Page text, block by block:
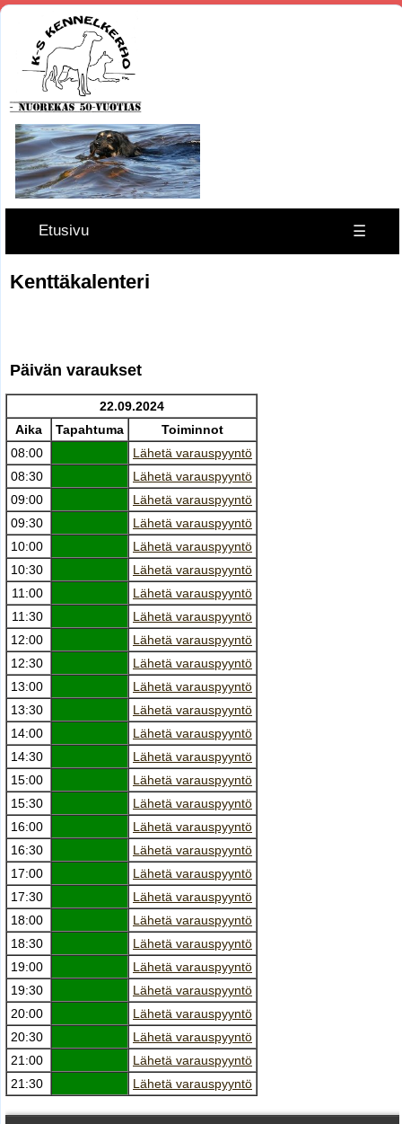
Etusivu ☰
Kenttäkalenteri
Päivän varaukset
22.09.2024
Aika
Tapahtuma
Toiminnot
08:00
Lähetä varauspyyntö
08:30
Lähetä varauspyyntö
09:00
Lähetä varauspyyntö
09:30
Lähetä varauspyyntö
10:00
Lähetä varauspyyntö
10:30
Lähetä varauspyyntö
11:00
Lähetä varauspyyntö
11:30
Lähetä varauspyyntö
12:00
Lähetä varauspyyntö
12:30
Lähetä varauspyyntö
13:00
Lähetä varauspyyntö
13:30
Lähetä varauspyyntö
14:00
Lähetä varauspyyntö
14:30
Lähetä varauspyyntö
15:00
Lähetä varauspyyntö
15:30
Lähetä varauspyyntö
16:00
Lähetä varauspyyntö
16:30
Lähetä varauspyyntö
17:00
Lähetä varauspyyntö
17:30
Lähetä varauspyyntö
18:00
Lähetä varauspyyntö
18:30
Lähetä varauspyyntö
19:00
Lähetä varauspyyntö
19:30
Lähetä varauspyyntö
20:00
Lähetä varauspyyntö
20:30
Lähetä varauspyyntö
21:00
Lähetä varauspyyntö
21:30
Lähetä varauspyyntö